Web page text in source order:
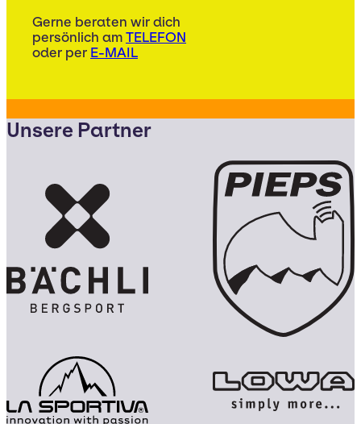
Gerne beraten wir dich
persönlich am TELEFON
oder per E-MAIL
Unsere Partner